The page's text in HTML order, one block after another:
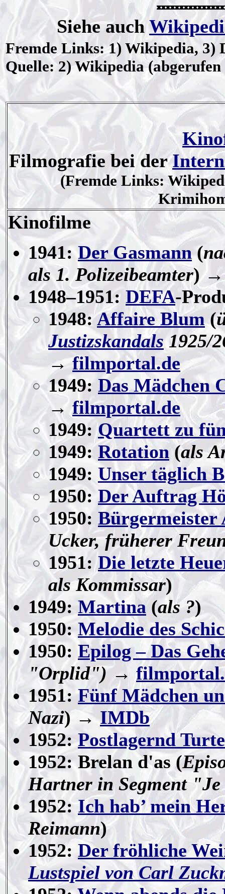
Siehe auch
Fremde Links: 1) Wikipedia, 3)
Quelle: 2) Wikipedia
Filmografie bei der
(Fremde Links:
Kinofilme
1941:Der Gasmann(
als 1. Polizeibeamter)
1948–1951: DEFA-
1948:Affaire Blum(
Justizskandals1925/
→filmportal.de
1949: Das Mädchen
→filmportal.de
1949:Quartett zu
1949:Rotation (als
1949: Unser täglich
1950:Der Auftrag
1950: Bürgermeister
Ucker, früherer
1951:Die letzte
als Kommissar)
1949: Martina (als ?)
1950:Melodie des
1950: Epilog – Das
"Orplid")→
1951:Fünf Mädchen
Nazi) →IMDb
1952:Postlagernd
1952: Brelan d'as (
Hartner in Segment "Je
1952:Ich hab’ mein
Reimann)
1952: Der fröhliche
Lustspiel von Carl